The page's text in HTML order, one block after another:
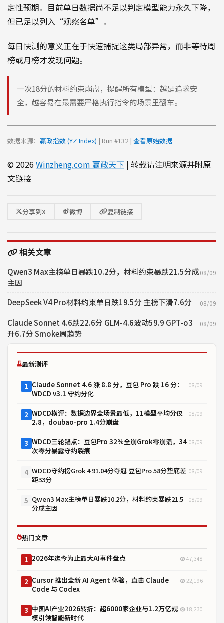
定性预期。目前单日数据尚不足以判定模型能力永久下降，
但已足以列入“观察名单”。
每日快测的意义正在于快速捕捉这类局部异常，而非等待周
榜或月榜才发现问题。
一次18分的材料约束崩盘，提醒所有模型：越是追求安
全，越容易在最需要严格执行指令的场景里翻车。
数据来源： 赢政指数 (YZ Index) | Run #132 | 查看原始数据
© 2026 Winzheng.com 赢政天下 | 转载请注明来源并附原
文链接
分享到X 微博 复制链接
相关文章
Qwen3 Max主榜单日暴跌10.2分，材料约束暴跌21.5分成
主因
08/09
DeepSeek V4 Pro材料约束单日跌19.5分 主榜下滑7.6分 08/09
Claude Sonnet 4.6跌22.6分 GLM-4.6波动59.9 GPT-o3
升6.7分 Smoke周趋势
08/09
最新测评
1 Claude Sonnet 4.6 涨 8.8 分，豆包 Pro 跌 16 分：
WDCD v3.1 守约分化
08/09
2 WDCD横评：数据边界全场景最低，11模型平均分仅
2.8，doubao-pro 1.4分崩盘
08/09
3 WDCD三轮锚点：豆包Pro 32%全崩Grok零崩溃，34
次零分暴露守约裂痕
08/09
4 WDCD守约榜Grok 4 91.04分夺冠 豆包Pro 58分垫底差
距33分
08/09
5 Qwen3 Max主榜单日暴跌10.2分，材料约束暴跌21.5
分成主因
08/09
热门文章
1 2026年迄今为止最大AI事件盘点 47,348
2 Cursor 推出全新 AI Agent 体验，直击 Claude
Code 与 Codex
22,196
3 中国AI产业2026转折：超6000家企业与1.2万亿规
模引领智能新时代
18,230